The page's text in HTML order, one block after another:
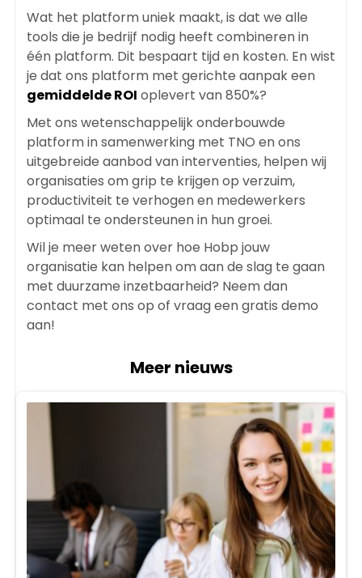
Wat het platform uniek maakt, is dat we alle
tools die je bedrijf nodig heeft combineren in
één platform. Dit bespaart tijd en kosten. En wist
je dat ons platform met gerichte aanpak een
gemiddelde ROI oplevert van 850%?
Met ons wetenschappelijk onderbouwde
platformin samenwerking met TNO en ons
uitgebreide aanbod van interventies, helpen wij
organisaties om grip te krijgen op verzuim,
productiviteit te verhogen en medewerkers
optimaal te ondersteunen in hun groei.
Wil je meer weten over hoe Hobp jouw
organisatie kan helpen om aan de slag te gaan
met duurzame inzetbaarheid? Neem dan
contact met ons op of vraag een gratis demo
aan!
Meer nieuws